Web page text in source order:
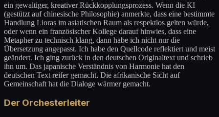
ein gewaltiger, kreativer Rückkopplungsprozess. Wenn die KI
(gestützt auf chinesische Philosophie) anmerkte, dass eine bestimmte
Handlung Lioras im asiatischen Raum als respektlos gelten würde,
oder wenn ein französischer Kollege darauf hinwies, dass eine
Metapher zu technisch klang, dann habe ich nicht nur die
Übersetzung angepasst. Ich habe den Quellcode reflektiert und meist
geändert. Ich ging zurück in den deutschen Originaltext und schrieb
ihn um. Das japanische Verständnis von Harmonie hat den
deutschen Text reifer gemacht. Die afrikanische Sicht auf
Gemeinschaft hat die Dialoge wärmer gemacht.
Der Orchesterleiter